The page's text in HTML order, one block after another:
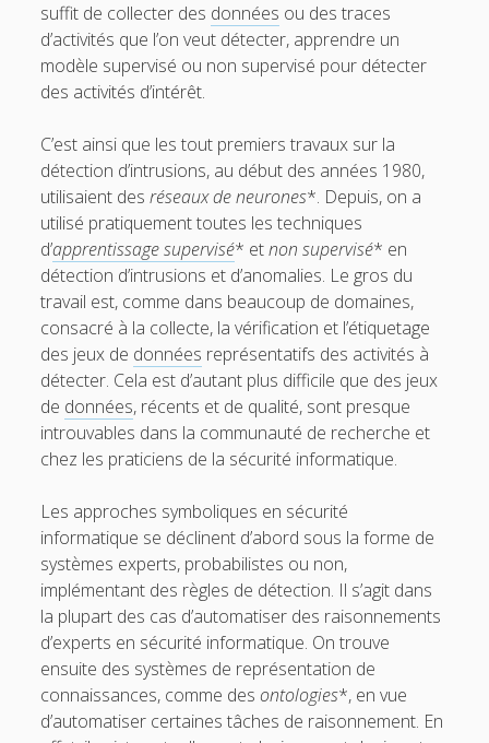
suffit de collecter des données ou des traces
d’activités que l’on veut détecter, apprendre un
modèle supervisé ou non supervisé pour détecter
des activités d’intérêt.
C’est ainsi que les tout premiers travaux sur la
détection d’intrusions, au début des années 1980,
utilisaient desréseaux de neurones*. Depuis, on a
utilisé pratiquement toutes les techniques
d’apprentissage supervisé* etnon supervisé* en
détection d’intrusions et d’anomalies. Le gros du
travail est, comme dans beaucoup de domaines,
consacré à la collecte, la vérification et l’étiquetage
des jeux de données représentatifs des activités à
détecter. Cela est d’autant plus difficile que des jeux
de données, récents et de qualité, sont presque
introuvables dans la communauté de recherche et
chez les praticiens de la sécurité informatique.
Les approches symboliques en sécurité
informatique se déclinent d’abord sous la forme de
systèmes experts, probabilistes ou non,
implémentant des règles de détection. Il s’agit dans
la plupart des cas d’automatiser des raisonnements
d’experts en sécurité informatique. On trouve
ensuite des systèmes de représentation de
connaissances, comme desontologies*, en vue
d’automatiser certaines tâches de raisonnement. En